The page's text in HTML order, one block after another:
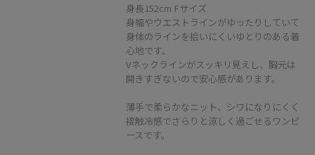
聞きたいことはあるけれど電話するお時間がない方、
なかなか外に出られないという方、
お取り置きなどもお伺い出来ます！
是非、お気軽にメッセージ送ってください。
♡ボタンを押してお気に入りに！
お気に入りしていただくと、気になったコーディネート
身長152cm Fサイズ
身幅やウエストラインがゆったりしていて
身体のラインを拾いにくいゆとりのある着
心地です。
Vネックラインがスッキリ見えし、胸元は
開きすぎないので安心感があります。
薄手で柔らかなニット、シワになりにくく
接触冷感でさらりと涼しく過ごせるワンピ
ースです。